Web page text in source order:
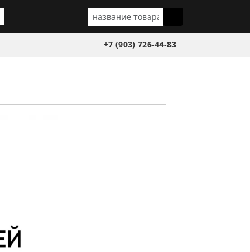
+7 (903) 726-44-83